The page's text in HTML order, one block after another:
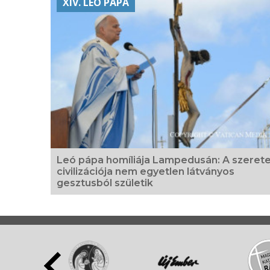
XIV. LEÓ PÁPA
Leó pápa homíliája Lampedusán: A
civilizációja nem egyetlen látványos
gesztusból születik